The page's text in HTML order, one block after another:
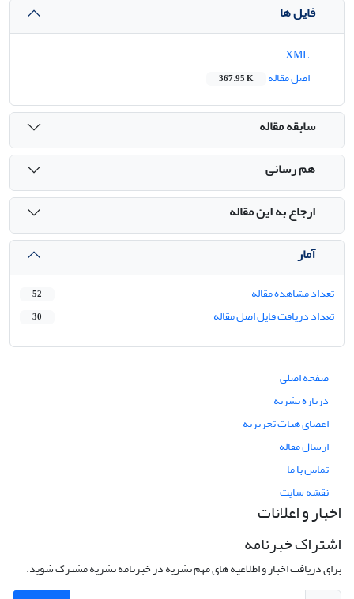
فایل ها
اصل مقاله
367.95 K
سابقه مقاله
هم رسانی
ارجاع به این مقاله
آمار
تعداد مشاهده مقاله 52
تعداد دریافت فایل اصل مقاله 30
صفحه اصلی
درباره نشریه
اعضای هیات تحریریه
ارسال مقاله
تماس با ما
نقشه سایت
اخبار و اعلانات
اشتراک خبرنامه
برای دریافت اخبار و اطلاعیه های مهم نشریه در خبرنامه نشریه مشترک شوید.